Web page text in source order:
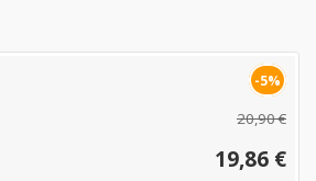
-5%
20,90 €
19,86 €